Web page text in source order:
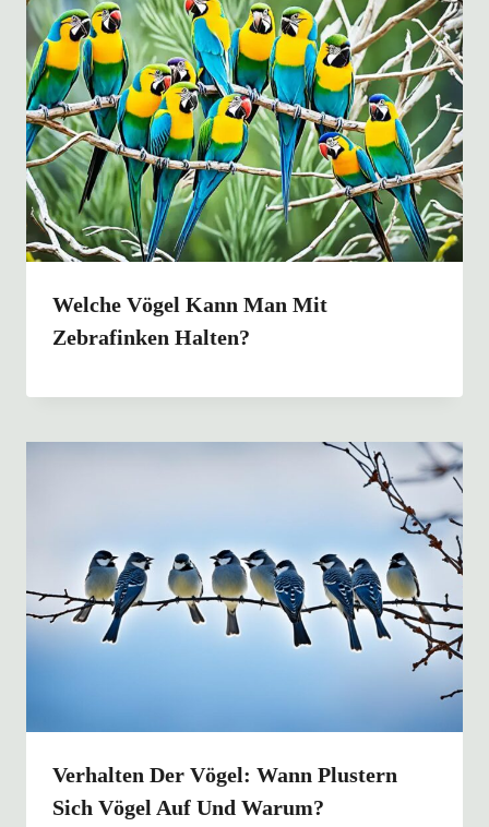
Welche Vögel Kann Man Mit
Zebrafinken Halten?
Verhalten Der Vögel: Wann Plustern
Sich Vögel Auf Und Warum?